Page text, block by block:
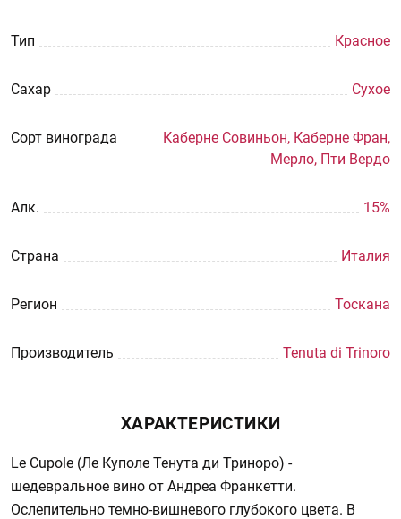
Тип Красное
Сахар Сухое
Сорт винограда
Каберне Совиньон, Каберне Фран,
Мерло, Пти Вердо
Aлк. 15%
Страна Италия
Регион Тоскана
Производитель Tenuta di Trinoro
ХАРАКТЕРИСТИКИ
Le Cupole (Ле Куполе Тенута ди Триноро) -
шедевральное вино от Андреа Франкетти.
Ослепительно темно-вишневого глубокого цвета. В